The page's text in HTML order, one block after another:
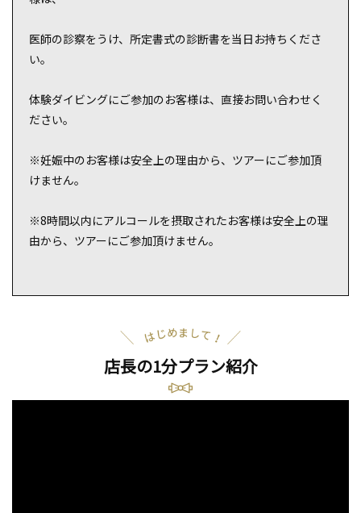
医師の診察をうけ、所定書式の診断書を当日お持ちくださ
い。
体験ダイビングにご参加のお客様は、直接お問い合わせく
ださい。
※妊娠中のお客様は安全上の理由から、ツアーにご参加頂
けません。
※8時間以内にアルコールを摂取されたお客様は安全上の理
由から、ツアーにご参加頂けません。
店長の1分プラン紹介